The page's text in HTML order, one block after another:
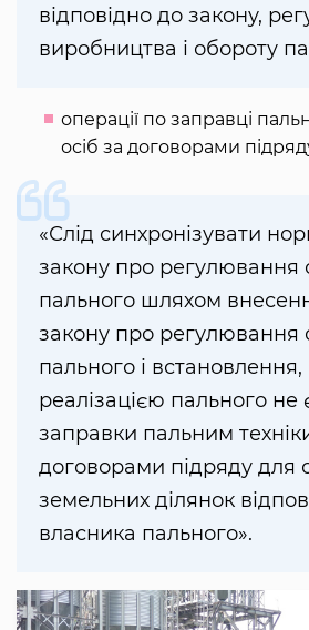
відповідно до закону,
виробництва і обороту
операції по заправці
осіб за договорами
«Слід синхронізувати
закону про регулювання
пального шляхом
закону про регулювання
пального і
реалізацією пального не
заправки пальним техніки
договорами підряду для
земельних ділянок
власника пального».